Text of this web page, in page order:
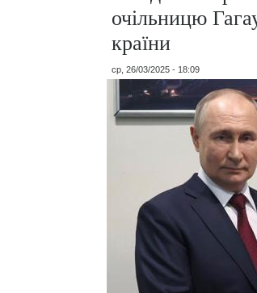
очільницю
країни
ср, 26/03/2025 - 18:09